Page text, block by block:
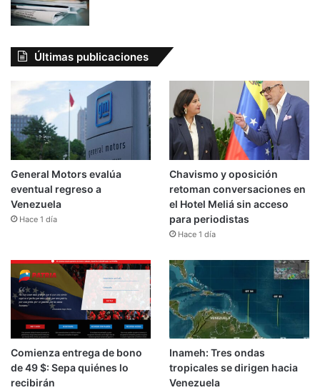
Últimas publicaciones
General Motors evalúa
eventual regreso a
Venezuela
Hace 1 día
Chavismo y oposición
retoman conversaciones en
el Hotel Meliá sin acceso
para periodistas
Hace 1 día
Comienza entrega de bono
de 49 $: Sepa quiénes lo
recibirán
Inameh: Tres ondas
tropicales se dirigen hacia
Venezuela